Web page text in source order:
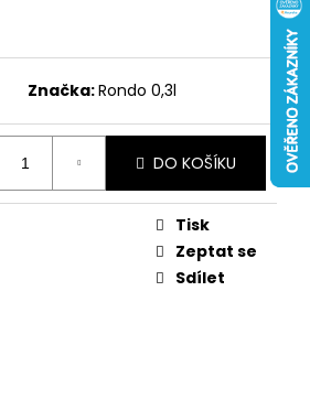
Značka:Rondo 0,3l
DO KOŠÍKU
Tisk
Zeptat se
Sdílet